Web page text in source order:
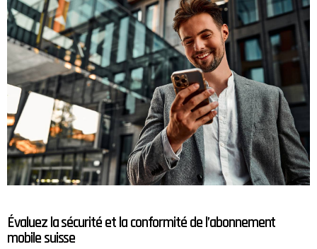
Évaluez la sécurité et la conformité de l’abonnement
mobile suisse